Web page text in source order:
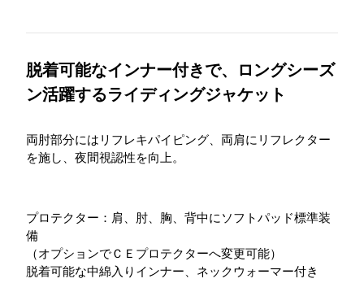
脱着可能なインナー付きで、ロングシーズ
ン活躍するライディングジャケット
両肘部分にはリフレキパイピング、両肩にリフレクター
を施し、夜間視認性を向上。
プロテクター：肩、肘、胸、背中にソフトパッド標準装
備
（オプションでＣＥプロテクターへ変更可能）
脱着可能な中綿入りインナー、ネックウォーマー付き